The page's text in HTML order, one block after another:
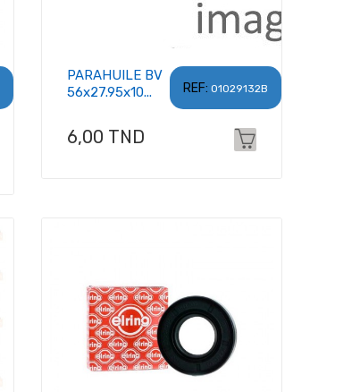
REF: 01029132B
PARAHUILE BV
56x27.95x10...
Prix
6,00 TND